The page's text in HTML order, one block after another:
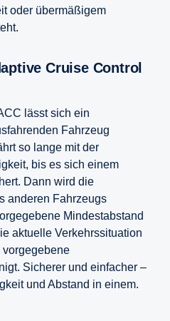
oder übermäßigem
lässt sich ein
Fahrzeug
so lange mit der
bis es sich einem
Dann wird die
anderen Fahrzeugs
Mindestabstand
aktuelle Verkehrssituation
Sicherer und einfacher –
und Abstand in einem.